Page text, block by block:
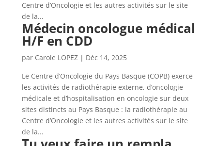
Centre d’Oncologie et les autres activités sur le site
de la...
Médecin oncologue médical
H/F en CDD
par Carole LOPEZ| Déc 14, 2025
Le Centre d’Oncologie du Pays Basque (COPB) exerce
les activités de radiothérapie externe, d’oncologie
médicale et d’hospitalisation en oncologie sur deux
sites distincts au Pays Basque : la radiothérapie au
Centre d’Oncologie et les autres activités sur le site
de la...